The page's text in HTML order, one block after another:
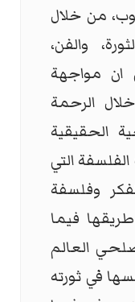
من خلال
والفن،
ان مواجهة
الرحمة
الحقيقية
التي
وفلسفة
فيما
العالم
في ثورته